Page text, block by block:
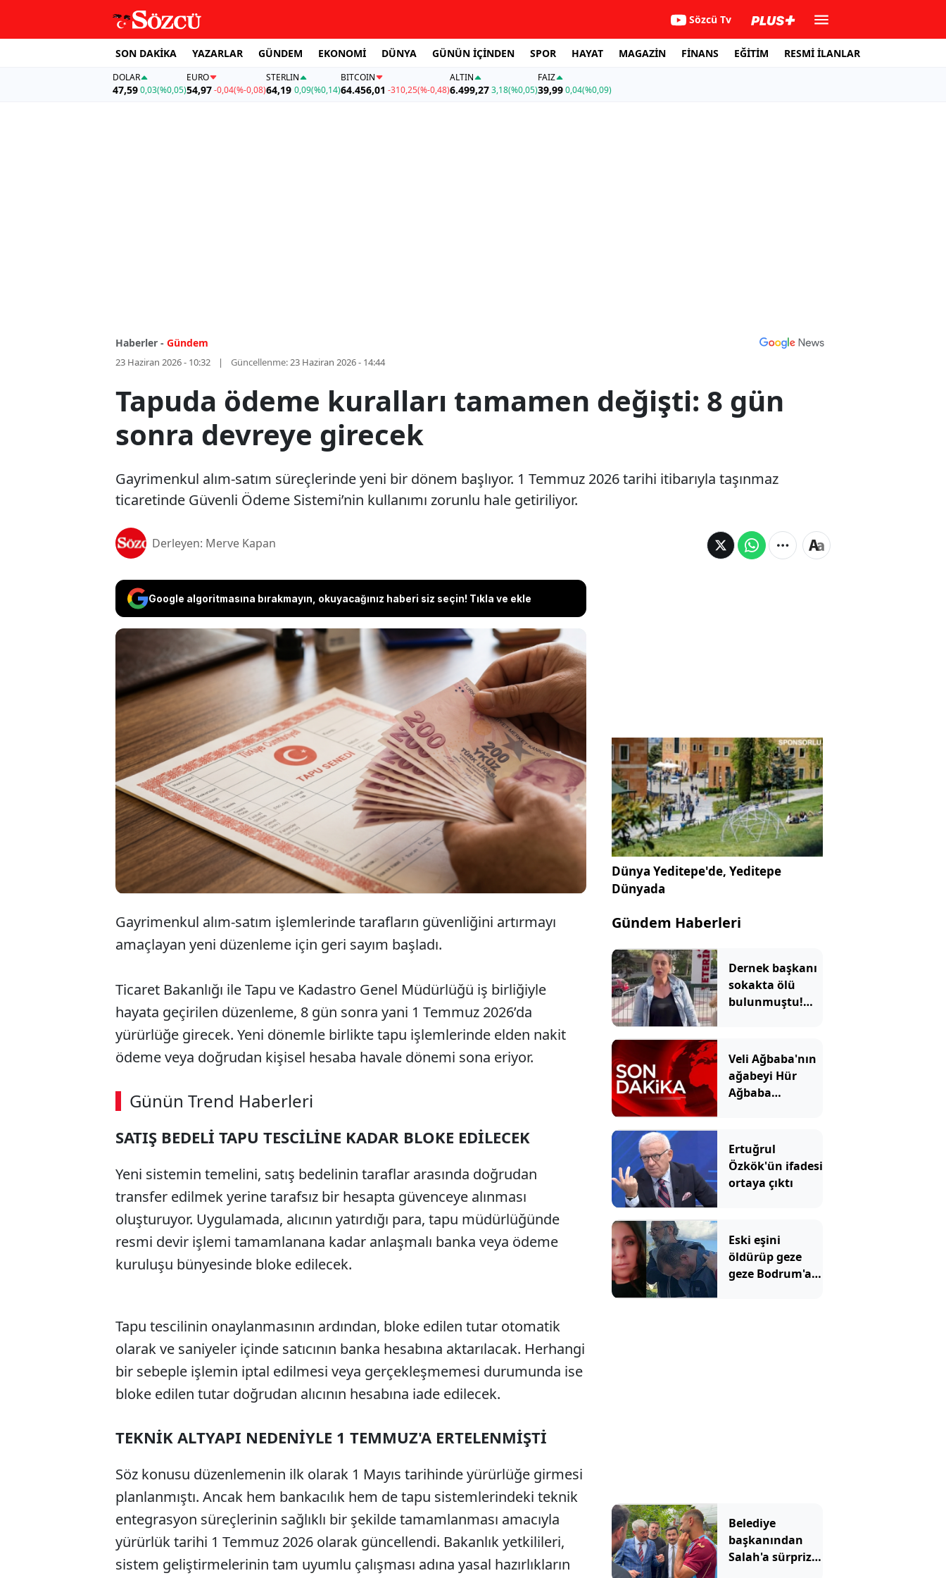
Sözcü Tv
SON DAKİKA YAZARLAR GÜNDEM EKONOMİ DÜNYA GÜNÜN İÇİNDEN SPOR HAYAT MAGAZİN FİNANS EĞİTİM RESMİ İLANLAR
DOLAR
47,590,03(%0,05)
EURO
54,97 -0,04(%-0,08)
STERLIN
64,19 0,09(%0,14)
BITCOIN
64.456,01 -310,25(%-0,48)
ALTIN
6.499,273,18(%0,05)
FAİZ
39,990,04(%0,09)
Haberler - Gündem
23 Haziran 2026 - 10:32 Güncellenme:23 Haziran 2026 - 14:44
Tapuda ödeme kuralları tamamen değişti: 8 gün
sonra devreye girecek
Gayrimenkul alım-satım süreçlerinde yeni bir dönem başlıyor. 1 Temmuz 2026 tarihi itibarıyla taşınmaz
ticaretinde Güvenli Ödeme Sistemi’nin kullanımı zorunlu hale getiriliyor.
Derleyen: Merve Kapan
Google algoritmasına bırakmayın, okuyacağınız haberi siz seçin! Tıkla ve ekle
Gayrimenkul alım-satım süreçlerinde yeni bir dönem
başlıyor. 1 Temmuz 2026 tarihi itibarıyla taşınmaz
ticaretinde Güvenli Ödeme Sistemi’nin kullanımı zorunlu
hale getiriliyor.
Gayrimenkul alım-satım işlemlerinde tarafların güvenliğini artırmayı
amaçlayan yeni düzenleme için geri sayım başladı.
Ticaret Bakanlığı ile Tapu ve Kadastro Genel Müdürlüğü iş birliğiyle
hayata geçirilen düzenleme, 8 gün sonra yani 1 Temmuz 2026’da
yürürlüğe girecek. Yeni dönemle birlikte tapu işlemlerinde elden nakit
ödeme veya doğrudan kişisel hesaba havale dönemi sona eriyor.
Günün Trend Haberleri
SATIŞ BEDELİ TAPU TESCİLİNE KADAR BLOKE EDİLECEK
Yeni sistemin temelini, satış bedelinin taraflar arasında doğrudan
transfer edilmek yerine tarafsız bir hesapta güvenceye alınması
oluşturuyor. Uygulamada, alıcının yatırdığı para, tapu müdürlüğünde
resmi devir işlemi tamamlanana kadar anlaşmalı banka veya ödeme
kuruluşu bünyesinde bloke edilecek.
Tapu tescilinin onaylanmasının ardından, bloke edilen tutar otomatik
olarak ve saniyeler içinde satıcının banka hesabına aktarılacak. Herhangi
bir sebeple işlemin iptal edilmesi veya gerçekleşmemesi durumunda ise
bloke edilen tutar doğrudan alıcının hesabına iade edilecek.
TEKNİK ALTYAPI NEDENİYLE 1 TEMMUZ'A ERTELENMİŞTİ
Söz konusu düzenlemenin ilk olarak 1 Mayıs tarihinde yürürlüğe girmesi
planlanmıştı. Ancak hem bankacılık hem de tapu sistemlerindeki teknik
entegrasyon süreçlerinin sağlıklı bir şekilde tamamlanması amacıyla
yürürlük tarihi 1 Temmuz 2026 olarak güncellendi. Bakanlık yetkilileri,
sistem geliştirmelerinin tam uyumlu çalışması adına yasal hazırlıkların
Dünya Yeditepe'de, Yeditepe
Dünyada
Gündem Haberleri
Dernek başkanı
sokakta ölü
bulunmuştu!
Veli Ağbaba'nın
ağabeyi Hür
Ağbaba
Ertuğrul
Özkök'ün ifadesi
ortaya çıktı
Eski eşini
öldürüp geze
geze Bodrum'a
Belediye
başkanından
Salah'a sürpriz